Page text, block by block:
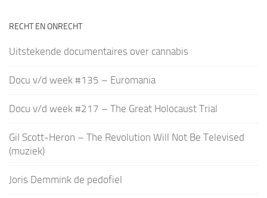
RECHT EN ONRECHT
Uitstekende documentaires over cannabis
Docu v/d week #135 – Euromania
Docu v/d week #217 – The Great Holocaust Trial
Gil Scott-Heron – The Revolution Will Not Be Televised
(muziek)
Joris Demmink de pedofiel